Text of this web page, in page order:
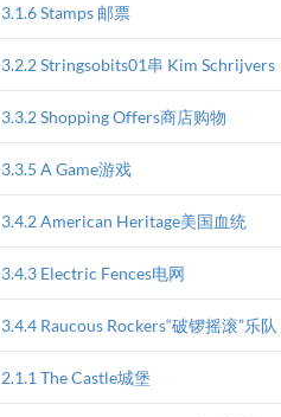
3.1.6 Stamps 邮票
3.2.2 Stringsobits01串 Kim Schrijvers
3.3.2 Shopping Offers商店购物
3.3.5 A Game游戏
3.4.2 American Heritage美国血统
3.4.3 Electric Fences电网
3.4.4 Raucous Rockers“破锣摇滚”乐队
2.1.1 The Castle城堡